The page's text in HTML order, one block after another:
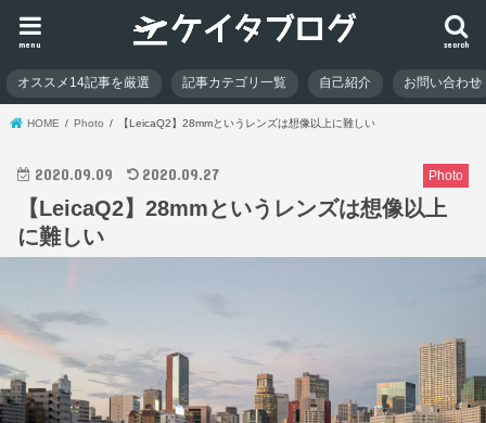
search
menu
オススメ14記事を厳選 記事カテゴリ一覧 自己紹介 お問い合わせ
HOME Photo 【LeicaQ2】28mmというレンズは想像以上に難しい
Photo
2020.09.09 2020.09.27
【LeicaQ2】28mmというレンズは想像以上
に難しい